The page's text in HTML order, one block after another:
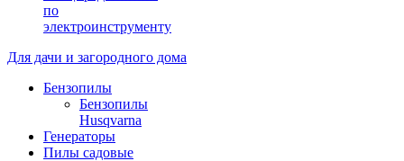
по
электроинструменту
Для дачи и загородного дома
Бензопилы
Бензопилы
Husqvarna
Генераторы
Пилы садовые